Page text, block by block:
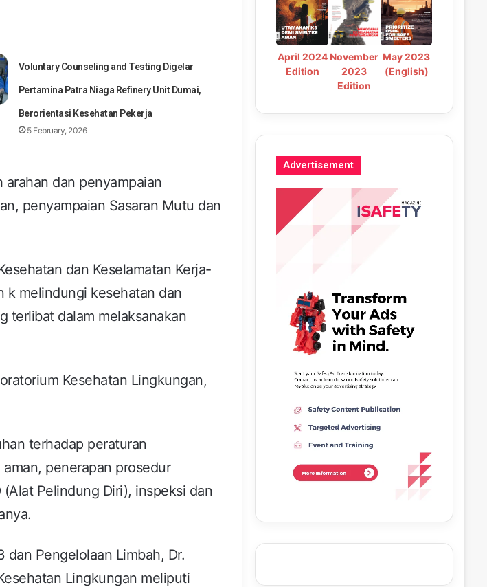
Voluntary Counseling and Testing Digelar
Pertamina Patra Niaga Refinery Unit Dumai,
Berorientasi Kesehatan Pekerja
5 February, 2026
dan penyampaian
penyampaian Sasaran Mutu dan
dan Keselamatan Kerja-
k melindungi kesehatan dan
terlibat dalam melaksanakan
Kesehatan Lingkungan,
terhadap peraturan
penerapan prosedur
Pelindung Diri), inspeksi dan
dan Pengelolaan Limbah, Dr.
Lingkungan meliputi
April 2024
Edition
November
2023
Edition
May 2023
(English)
Advertisement